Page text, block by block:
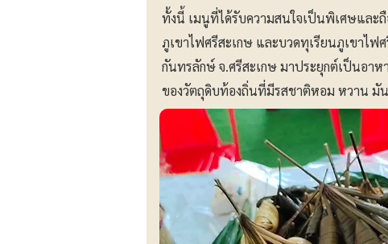
ทั้งนี้ เมนูที่ได้รับความสนใจเป็นพิเศษและ
ภูเขาไฟศรีสะเกษ และบวดทุเรียนภูเขาไ
กันทรลักษ์ จ.ศรีสะเกษ มาประยุกต์เป็นอา
ของวัตถุดิบท้องถิ่นที่มีรสชาติหอม หวาน มั